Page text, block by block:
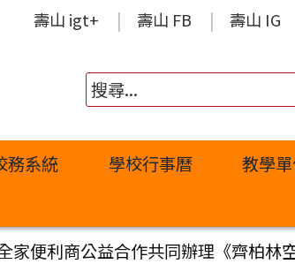
壽山 igt+ 壽山 FB 壽山 IG
務系統 學校行事曆 教學
家便利商公益合作共同辦理《齊柏林